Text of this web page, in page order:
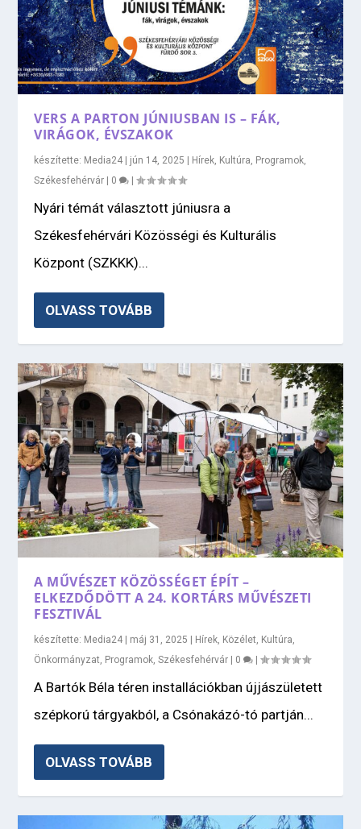
VERS A PARTON JÚNIUSBAN IS – FÁK,
VIRÁGOK, ÉVSZAKOK
készítette: Media24 | jún 14, 2025 | Hírek Kultúra Programok
Székesfehérvár | 0 |
Nyári témát választott júniusra a
Székesfehérvári Közösségi és Kulturális
Központ (SZKKK)...
OLVASS TOVÁBB
A MŰVÉSZET KÖZÖSSÉGET ÉPÍT –
ELKEZDŐDÖTT A 24. KORTÁRS MŰVÉSZETI
FESZTIVÁL
készítette: Media24 máj 31, 2025 Hírek, Közélet, Kultúra,
Önkormányzat, Programok,Székesfehérvár 0 |
A Bartók Béla téren installációkban újjászületett
szépkorú tárgyakból, a Csónakázó-tó partján...
OLVASS TOVÁBB